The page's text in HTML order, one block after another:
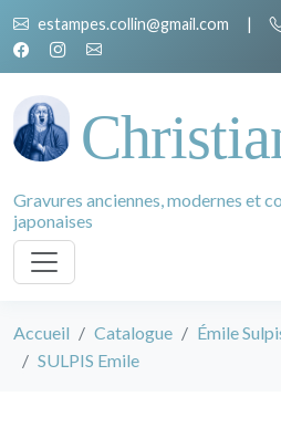
estampes.collin@gmail.com |
Gravures anciennes, modernes et
japonaises
Accueil Catalogue
Émile
SULPIS Emile